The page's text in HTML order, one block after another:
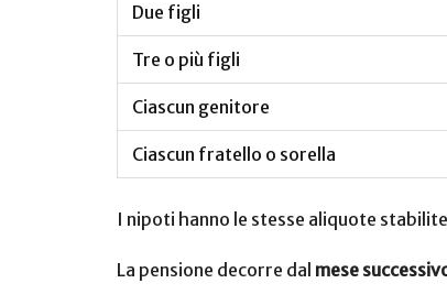
Due figli
Tre o più figli
Ciascun genitore
Ciascun fratello o sorella
I nipoti hanno le stesse aliquote
La pensione decorre dal mese